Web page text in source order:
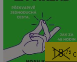
18,75€